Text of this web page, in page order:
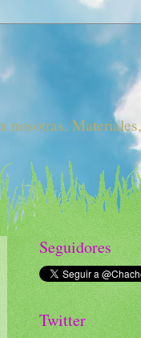
nosotras.
Seguidores
Twitter